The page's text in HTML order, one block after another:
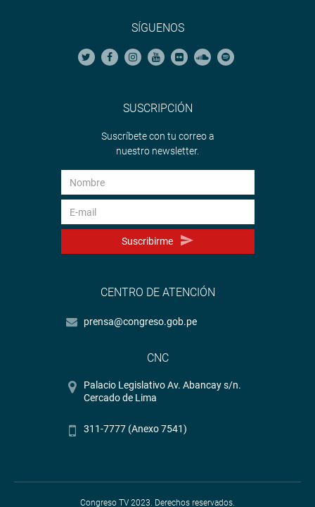
SÍGUENOS
SUSCRIPCIÓN
Suscríbete con tu correo a
nuestro newsletter.
Suscribirme
CENTRO DE ATENCIÓN
prensa@congreso.gob.pe
CNC
Palacio Legislativo Av. Abancay s/n.
Cercado de Lima
311-7777 (Anexo 7541)
Congreso TV 2023. Derechos reservados.